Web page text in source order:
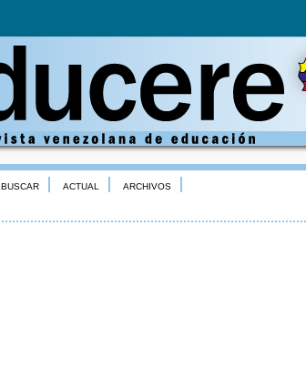
BUSCAR ACTUAL ARCHIVOS